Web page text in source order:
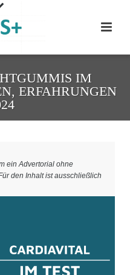
IM
ERFAHRUNGEN
ein Advertorial ohne
den Inhalt ist ausschließlich